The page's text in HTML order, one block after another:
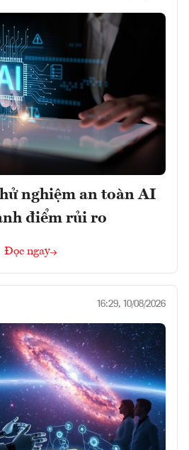
nghiệm an toàn AI
điểm rủi ro
Đọc ngay
16:29, 10/08/2026